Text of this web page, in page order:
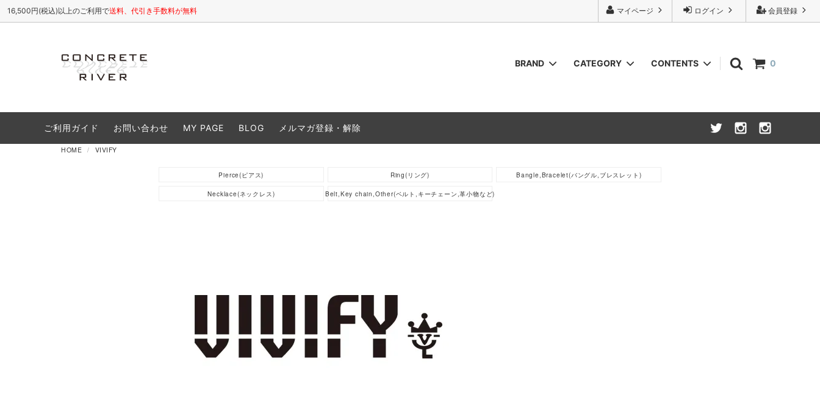
会員登録
ログイン
マイページ
16,500円(税込)以上のご利用で送料、代引き手数料が無料
0
BRAND
cheeba cheeba records VIVIFY
CATEGORY
Cutsew(カットソー) Shirts(シャツ) Bottoms(ボトム,パンツ類)
Caps(キャップ,帽子類)
Goods(グッズ) Socks(ソックス,靴下) Cycle wear(サイクルウェア)
CONTENTS
ご利用ガイド お問い合わせ MY PAGE BLOG メルマガ登録・解除
HOME VIVIFY
Pierce(ピアス) Ring(リング) Bangle,Bracelet(バングル,ブレスレット)
Necklace(ネックレス) Belt,Key chain,Other(ベルト,キーチェーン,革小物など)